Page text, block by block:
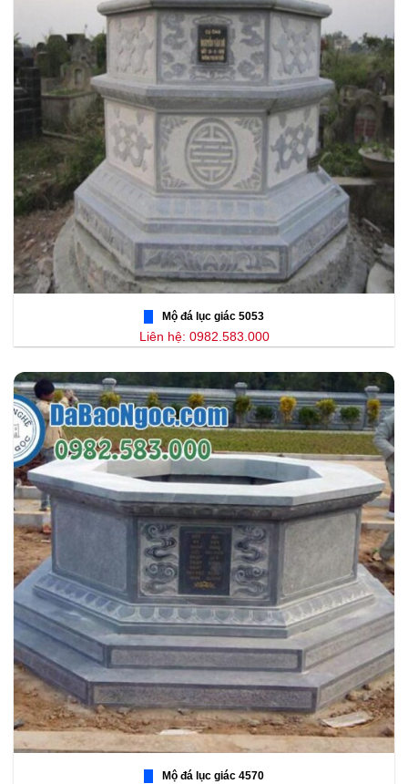
Mộ đá lục giác 5053
Liên hệ: 0982.583.000
Mộ đá lục giác 4570